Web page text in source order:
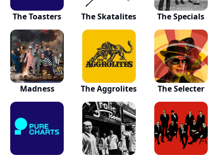
The Toasters The Skatalites The Specials
Madness The Aggrolites The Selecter